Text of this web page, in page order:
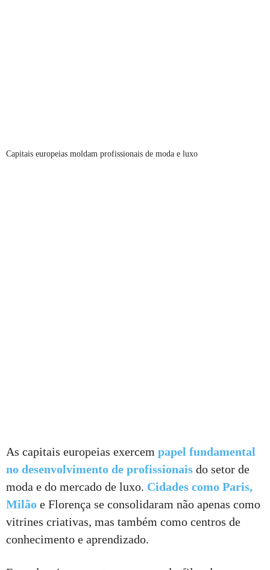
Capitais europeias moldam profissionais de moda e luxo
As capitais europeias exercem papel fundamental
no desenvolvimento de profissionais do setor de
moda e do mercado de luxo. Cidades como Paris,
Milão e Florença se consolidaram não apenas como
vitrines criativas, mas também como centros de
conhecimento e aprendizado.